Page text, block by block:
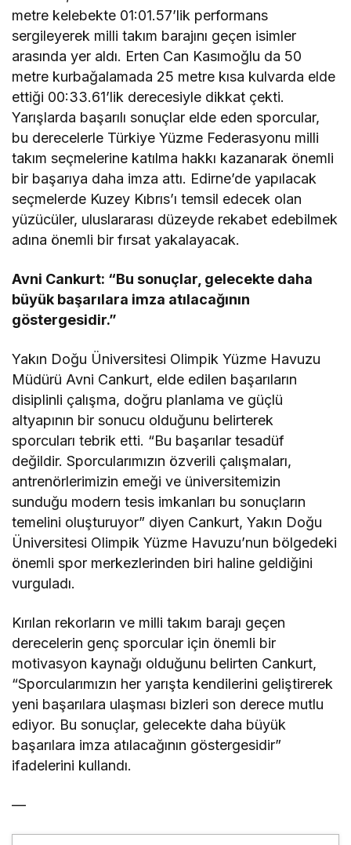
metre kelebekte 01:01.57’lik performans
sergileyerek milli takım barajını geçen isimler
arasında yer aldı. Erten Can Kasımoğlu da 50
metre kurbağalamada 25 metre kısa kulvarda elde
ettiği 00:33.61’lik derecesiyle dikkat çekti.
Yarışlarda başarılı sonuçlar elde eden sporcular,
bu derecelerle Türkiye Yüzme Federasyonu milli
takım seçmelerine katılma hakkı kazanarak önemli
bir başarıya daha imza attı. Edirne’de yapılacak
seçmelerde Kuzey Kıbrıs’ı temsil edecek olan
yüzücüler, uluslararası düzeyde rekabet edebilmek
adına önemli bir fırsat yakalayacak.
Avni Cankurt: “Bu sonuçlar, gelecekte daha
büyük başarılara imza atılacağının
göstergesidir.”
Yakın Doğu Üniversitesi Olimpik Yüzme Havuzu
Müdürü Avni Cankurt, elde edilen başarıların
disiplinli çalışma, doğru planlama ve güçlü
altyapının bir sonucu olduğunu belirterek
sporcuları tebrik etti. “Bu başarılar tesadüf
değildir. Sporcularımızın özverili çalışmaları,
antrenörlerimizin emeği ve üniversitemizin
sunduğu modern tesis imkanları bu sonuçların
temelini oluşturuyor” diyen Cankurt, Yakın Doğu
Üniversitesi Olimpik Yüzme Havuzu’nun bölgedeki
önemli spor merkezlerinden biri haline geldiğini
vurguladı.
Kırılan rekorların ve milli takım barajı geçen
derecelerin genç sporcular için önemli bir
motivasyon kaynağı olduğunu belirten Cankurt,
“Sporcularımızın her yarışta kendilerini geliştirerek
yeni başarılara ulaşması bizleri son derece mutlu
ediyor. Bu sonuçlar, gelecekte daha büyük
başarılara imza atılacağının göstergesidir”
ifadelerini kullandı.
—